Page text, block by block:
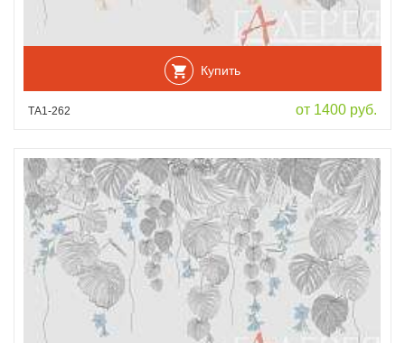
Купить
ТА1-262 от 1400 руб.